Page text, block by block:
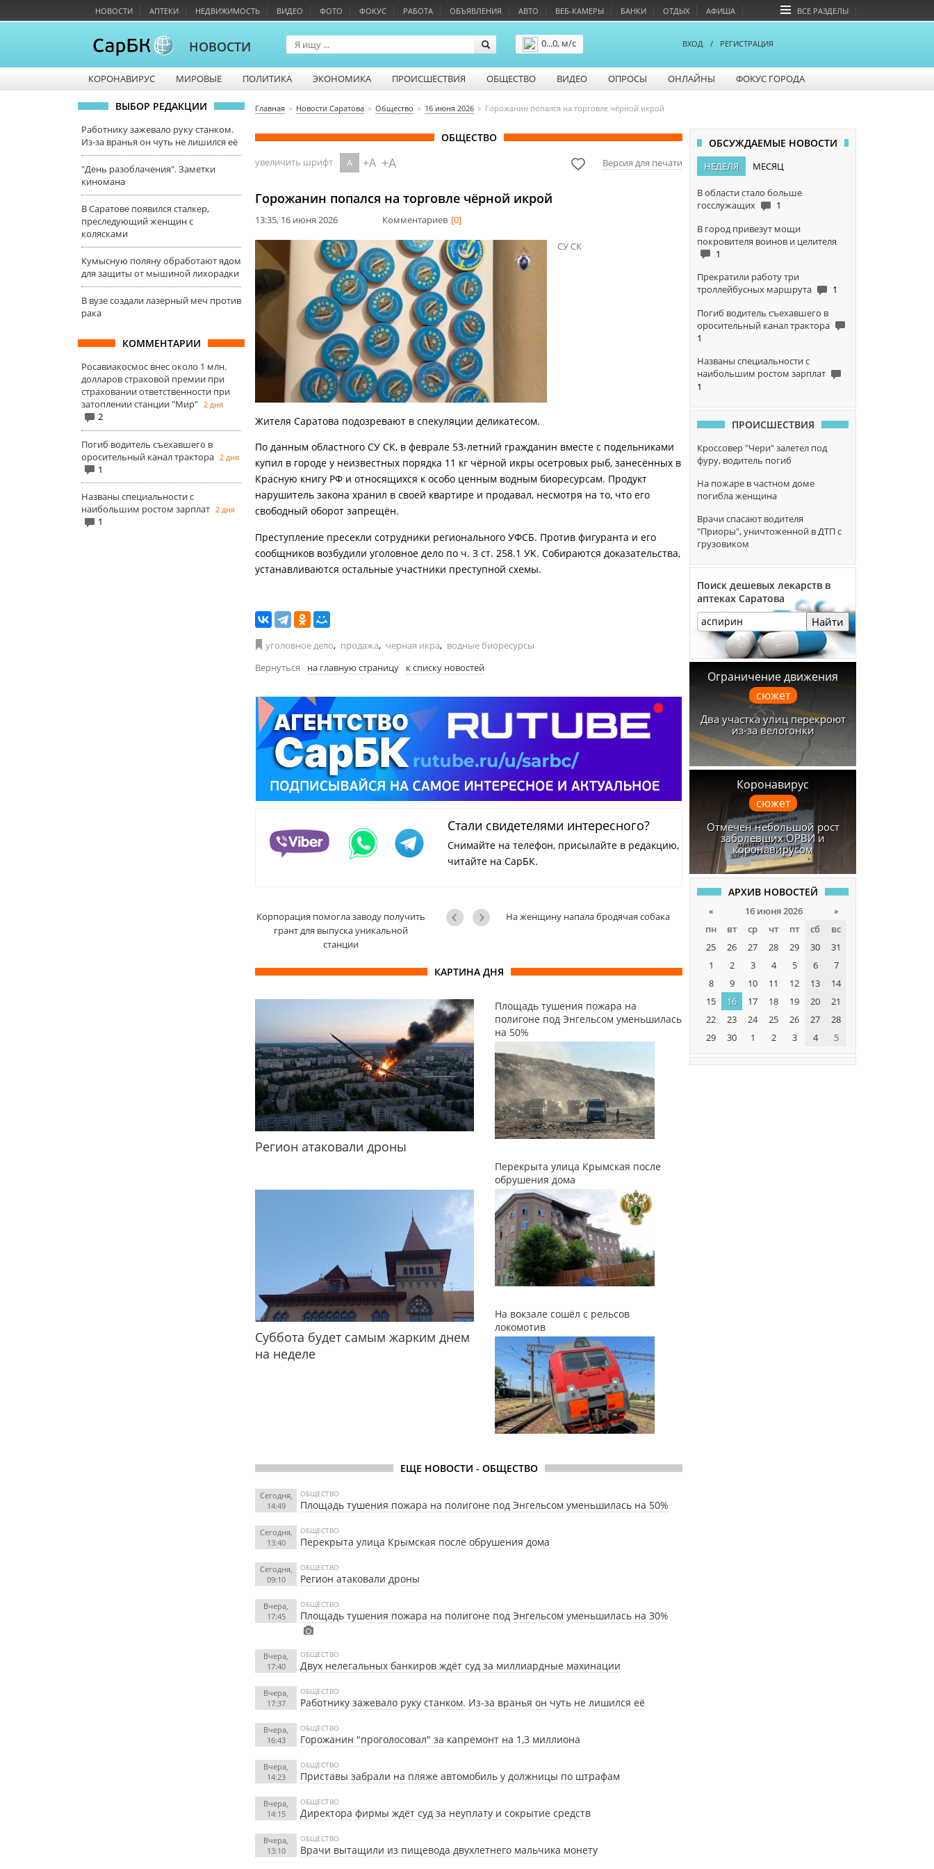
НОВОСТИ АПТЕКИ НЕДВИЖИМОСТЬ ВИДЕО ФОТО ФОКУС РАБОТА ОБЪЯВЛЕНИЯ АВТО ВЕБ-КАМЕРЫ БАНКИ ОТДЫХ АФИША ВСЕ РАЗДЕЛЫ
НОВОСТИ
0...0, м/с
ВХОД / РЕГИСТРАЦИЯ
КОРОНАВИРУС МИРОВЫЕ ПОЛИТИКА ЭКОНОМИКА ПРОИСШЕСТВИЯ ОБЩЕСТВО ВИДЕО ОПРОСЫ ОНЛАЙНЫ ФОКУС ГОРОДА
ВЫБОР РЕДАКЦИИ
Работнику зажевало руку станком.
Из-за вранья он чуть не лишился её
"День разоблачения". Заметки
киномана
В Саратове появился сталкер,
преследующий женщин с
колясками
Кумысную поляну обработают ядом
для защиты от мышиной лихорадки
В вузе создали лазерный меч против
рака
КОММЕНТАРИИ
Росавиакосмос внес около 1 млн.
долларов страховой премии при
страховании ответственности при
затоплении станции "Мир" 2 дня
2
Погиб водитель съехавшего в
оросительный канал трактора 2 дня
1
Названы специальности с
наибольшим ростом зарплат 2 дня
1
Главная Новости Саратова Общество 16 июня 2026 Горожанин попался на торговле чёрной икрой
ОБЩЕСТВО
увеличить шрифт A +A +A Версия для печати
Горожанин попался на торговле чёрной икрой
13:35, 16 июня 2026 Комментариев [0]
СУ СК
Жителя Саратова подозревают в спекуляции деликатесом.
По данным областного СУ СК, в феврале 53-летний гражданин вместе с подельниками
купил в городе у неизвестных порядка 11 кг чёрной икры осетровых рыб, занесённых в
Красную книгу РФ и относящихся к особо ценным водным биоресурсам. Продукт
нарушитель закона хранил в своей квартире и продавал, несмотря на то, что его
свободный оборот запрещён.
Преступление пресекли сотрудники регионального УФСБ. Против фигуранта и его
сообщников возбудили уголовное дело по ч. 3 ст. 258.1 УК. Собираются доказательства,
устанавливаются остальные участники преступной схемы.
уголовное дело, продажа, черная икра, водные биоресурсы
Вернуться
на главную страницу к списку новостей
Стали свидетелями интересного?
Снимайте на телефон, присылайте в редакцию,
читайте на СарБК.
Корпорация помогла заводу получить
грант для выпуска уникальной
станции
На женщину напала бродячая собака
КАРТИНА ДНЯ
Регион атаковали дроны
Суббота будет самым жарким днем
на неделе
Площадь тушения пожара на
полигоне под Энгельсом уменьшилась
на 50%
Перекрыта улица Крымская после
обрушения дома
На вокзале сошёл с рельсов
локомотив
ЕЩЕ НОВОСТИ - ОБЩЕСТВО
Сегодня,
14:49
ОБЩЕСТВО
Площадь тушения пожара на полигоне под Энгельсом уменьшилась на 50%
Сегодня,
13:40
ОБЩЕСТВО
Перекрыта улица Крымская после обрушения дома
Сегодня,
09:10
ОБЩЕСТВО
Регион атаковали дроны
Вчера,
17:45
ОБЩЕСТВО
Площадь тушения пожара на полигоне под Энгельсом уменьшилась на 30%
Вчера,
17:40
ОБЩЕСТВО
Двух нелегальных банкиров ждёт суд за миллиардные махинации
Вчера,
17:37
ОБЩЕСТВО
Работнику зажевало руку станком. Из-за вранья он чуть не лишился её
Вчера,
16:43
ОБЩЕСТВО
Горожанин "проголосовал" за капремонт на 1,3 миллиона
Вчера,
14:23
ОБЩЕСТВО
Приставы забрали на пляже автомобиль у должницы по штрафам
Вчера,
14:15
ОБЩЕСТВО
Директора фирмы ждёт суд за неуплату и сокрытие средств
Вчера,
13:10
ОБЩЕСТВО
Врачи вытащили из пищевода двухлетнего мальчика монету
ОБСУЖДАЕМЫЕ НОВОСТИ
НЕДЕЛЯ МЕСЯЦ
В области стало больше
госслужащих
1
В город привезут мощи
покровителя воинов и целителя
1
Прекратили работу три
троллейбусных маршрута
1
Погиб водитель съехавшего в
оросительный канал трактора
1
Названы специальности с
наибольшим ростом зарплат
1
ПРОИСШЕСТВИЯ
Кроссовер "Чери" залетел под
фуру, водитель погиб
На пожаре в частном доме
погибла женщина
Врачи спасают водителя
"Приоры", уничтоженной в ДТП с
грузовиком
Поиск дешевых лекарств в
аптеках Саратова
Найти
Ограничение движения
сюжет
Два участка улиц перекроют
из-за велогонки
Коронавирус
сюжет
Отмечен небольшой рост
заболевших ОРВИ и
коронавирусом
АРХИВ НОВОСТЕЙ
« 16 июня 2026
»
пн
вт ср чт пт сб
вс
25
26 27 28 29 30
31
1
2 3 4 5 6
7
8
9 10 11 12 13
14
15
16 17 18 19 20
21
22
23 24 25 26 27
28
29
30 1 2 3 4 5